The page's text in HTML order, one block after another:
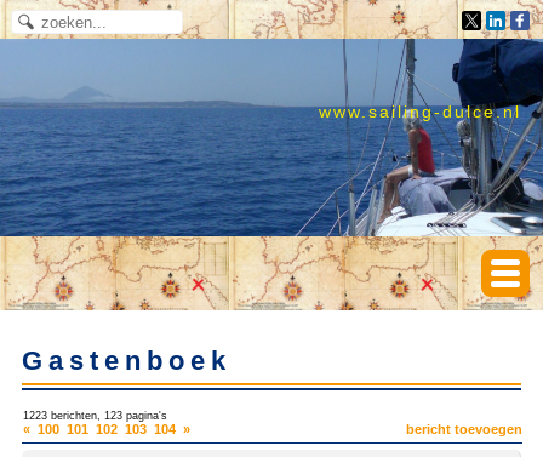
www.sailing-dulce.nl
Gastenboek
1223 berichten, 123 pagina's
bericht toevoegen
« 100 101 102 103 104 »